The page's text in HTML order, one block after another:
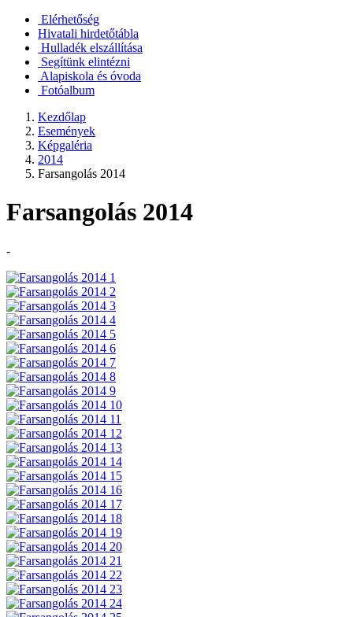
Elérhetőség
Hivatali hirdetőtábla
Hulladék elszállítása
Segítünk elintézni
Alapiskola és óvoda
Fotóalbum
Kezdőlap
Események
Képgaléria
2014
Farsangolás 2014
Farsangolás 2014
-